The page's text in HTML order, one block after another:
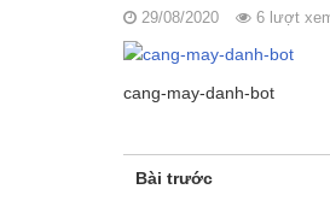
29/08/2020 6 lượt
cang-may-danh-bot
Bài trước